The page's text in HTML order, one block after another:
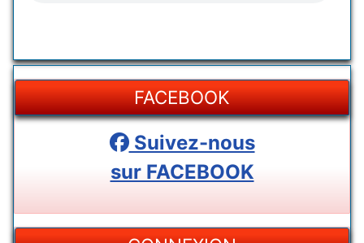
FACEBOOK
Suivez-nous
sur FACEBOOK